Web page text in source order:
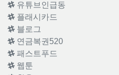
유튜브인급동
플래시카드
블로그
연금복권520
패스트푸드
웹툰